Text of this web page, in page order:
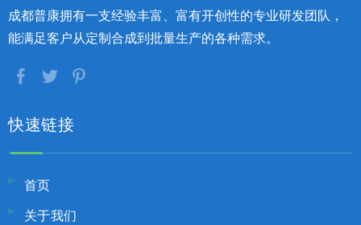
成都普康拥有一支经验丰富、富有开创性的专业研发团队，
能满足客户从定制合成到批量生产的各种需求。
快速链接
首页
关于我们